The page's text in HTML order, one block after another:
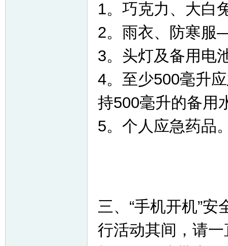
1。巧克力、大
2。雨衣、防寒
3。头灯及备用电
4。至少500毫升
持500毫升的备用
5。个人应急药品
三、“手机开机”
行活动其间，请